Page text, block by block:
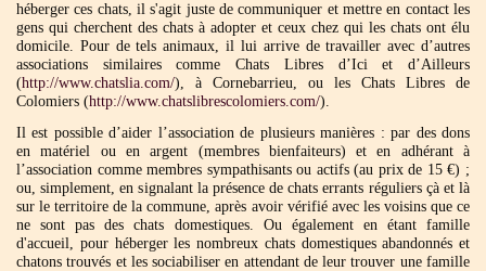
héberger ces chats, il s'agit juste de communiquer et mettre en contact les
gens qui cherchent des chats à adopter et ceux chez qui les chats ont élu
domicile. Pour de tels animaux, il lui arrive de travailler avec d’autres
associations similaires comme Chats Libres d’Ici et d’Ailleurs
(http://www.chatslia.com/), à Cornebarrieu, ou les Chats Libres de
Colomiers (http://www.chatslibrescolomiers.com/).
Il est possible d’aider l’association de plusieurs manières : par des dons
en matériel ou en argent (membres bienfaiteurs) et en adhérant à
l’association comme membres sympathisants ou actifs (au prix de 15 €) ;
ou, simplement, en signalant la présence de chats errants réguliers çà et là
sur le territoire de la commune, après avoir vérifié avec les voisins que ce
ne sont pas des chats domestiques. Ou également en étant famille
d'accueil, pour héberger les nombreux chats domestiques abandonnés et
chatons trouvés et les sociabiliser en attendant de leur trouver une famille